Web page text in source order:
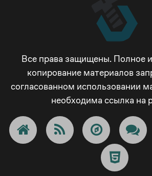
Все права защищены. Полное
копирование материалов
согласованном использовании
необходима ссылка на